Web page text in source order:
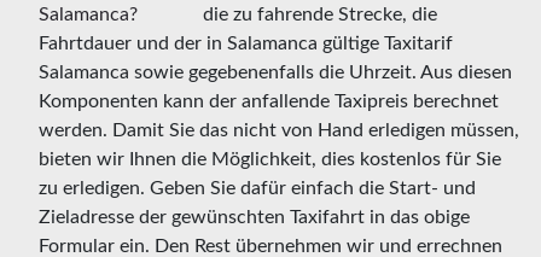
die zu fahrende Strecke, die
Fahrtdauer und der in Salamanca gültige Taxitarif
Salamanca sowie gegebenenfalls die Uhrzeit. Aus diesen
Komponenten kann der anfallende Taxipreis berechnet
werden. Damit Sie das nicht von Hand erledigen müssen,
bieten wir Ihnen die Möglichkeit, dies kostenlos für Sie
zu erledigen. Geben Sie dafür einfach die Start- und
Zieladresse der gewünschten Taxifahrt in das obige
Formular ein. Den Rest übernehmen wir und errechnen